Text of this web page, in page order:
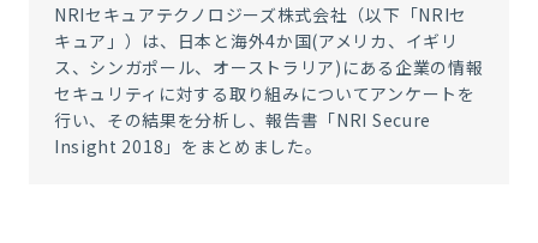
NRIセキュアテクノロジーズ株式会社（以下「NRIセ
キュア」）は、日本と海外4か国(アメリカ、イギリ
ス、シンガポール、オーストラリア)にある企業の情報
セキュリティに対する取り組みについてアンケートを
行い、その結果を分析し、報告書「NRI Secure
Insight 2018」をまとめました。